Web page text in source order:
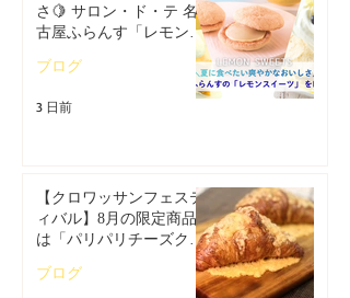
さ🍋 サロン・ド・テ 名
古屋ふらんす「レモンス
ブログ
3 日前
【クロワッサンフェステ
ィバル】8月の限定商品
は「パリパリチーズクロ
ブログ